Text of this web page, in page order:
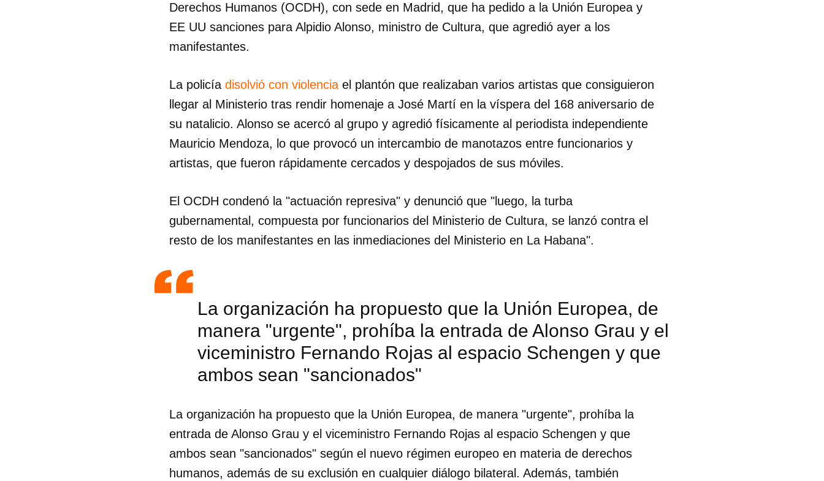
Derechos Humanos (OCDH), con sede en Madrid, que ha pedido a la Unión Europea y
EE UU sanciones para Alpidio Alonso, ministro de Cultura, que agredió ayer a los
manifestantes.
La policía disolvió con violencia el plantón que realizaban varios artistas que consiguieron
llegar al Ministerio tras rendir homenaje a José Martí en la víspera del 168 aniversario de
su natalicio. Alonso se acercó al grupo y agredió físicamente al periodista independiente
Mauricio Mendoza, lo que provocó un intercambio de manotazos entre funcionarios y
artistas, que fueron rápidamente cercados y despojados de sus móviles.
El OCDH condenó la "actuación represiva" y denunció que "luego, la turba
gubernamental, compuesta por funcionarios del Ministerio de Cultura, se lanzó contra el
resto de los manifestantes en las inmediaciones del Ministerio en La Habana".
La organización ha propuesto que la Unión Europea, de
manera "urgente", prohíba la entrada de Alonso Grau y el
viceministro Fernando Rojas al espacio Schengen y que
ambos sean "sancionados"
La organización ha propuesto que la Unión Europea, de manera "urgente", prohíba la
entrada de Alonso Grau y el viceministro Fernando Rojas al espacio Schengen y que
ambos sean "sancionados" según el nuevo régimen europeo en materia de derechos
humanos, además de su exclusión en cualquier diálogo bilateral. Además, también